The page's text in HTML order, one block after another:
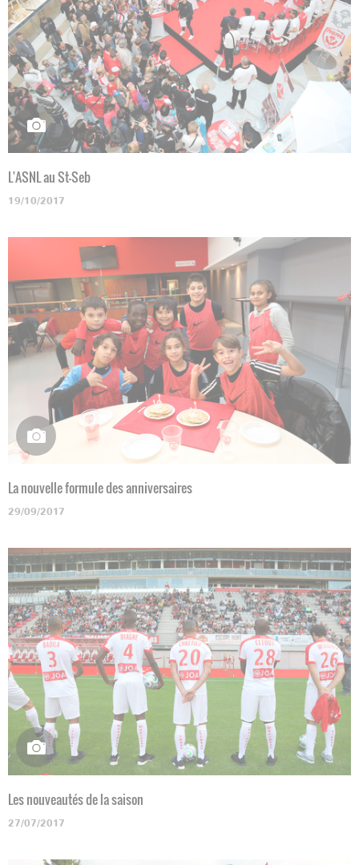
L'ASNL au St-Seb
19/10/2017
La nouvelle formule des anniversaires
29/09/2017
Les nouveautés de la saison
27/07/2017